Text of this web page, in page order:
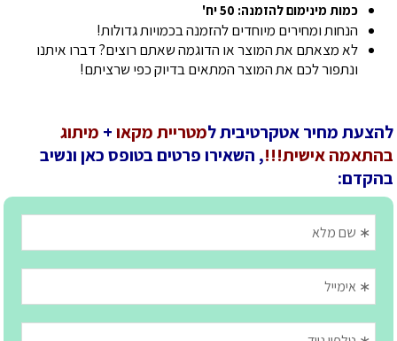
כמות מינימום להזמנה: 50 יח'
הנחות ומחירים מיוחדים להזמנה בכמויות גדולות!
לא מצאתם את המוצר או הדוגמה שאתם רוצים? דברו איתנו
ונתפור לכם את המוצר המתאים בדיוק כפי שרציתם!
להצעת מחיר אטקרטיבית למטריית מקאו+ מיתוג
בהתאמה אישית!!!, השאירו פרטים בטופס כאן ונשיב
בהקדם: